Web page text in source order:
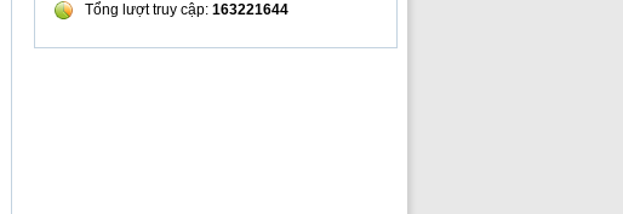
Tổng lượt truy cập: 163221644